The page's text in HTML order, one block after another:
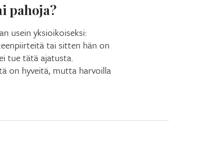
pahoja?
usein yksioikoiseksi:
tai sitten hän on
tue tätä ajatusta.
on hyveitä, mutta harvoilla